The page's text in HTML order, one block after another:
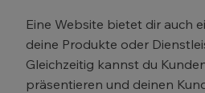
Eine Website bietet dir auch
deine Produkte oder
Gleichzeitig kannst du
präsentieren und deinen